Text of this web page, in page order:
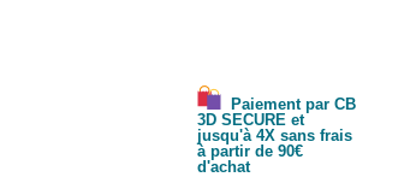
Paiement par CB
3D SECURE et
jusqu'à 4X sans frais
à partir de 90€
d'achat